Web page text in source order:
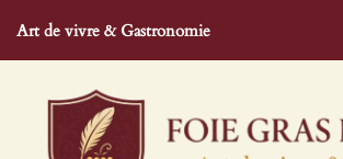
Art de vivre & Gastronomie